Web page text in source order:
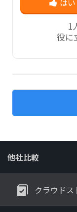
はい
1
役に
他社比較
クラウド